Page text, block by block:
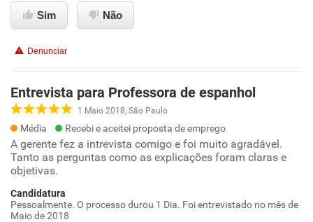
Sim Não
Denunciar
Entrevista para Professora de espanhol
1 Maio 2018, São Paulo
Média Recebi e aceitei proposta de emprego
A gerente fez a intrevista comigo e foi muito agradável.
Tanto as perguntas como as explicações foram claras e
objetivas.
Candidatura
Pessoalmente. O processo durou 1 Dia. Foi entrevistado no mês de
Maio de 2018